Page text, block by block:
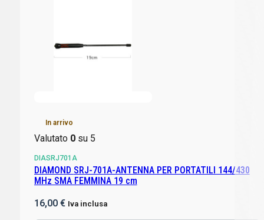
In arrivo
Valutato 0su 5
DIASRJ701A
DIAMOND SRJ-701A-ANTENNA PER PORTATILI 144/430
MHz SMA FEMMINA 19 cm
16,00 € Iva inclusa